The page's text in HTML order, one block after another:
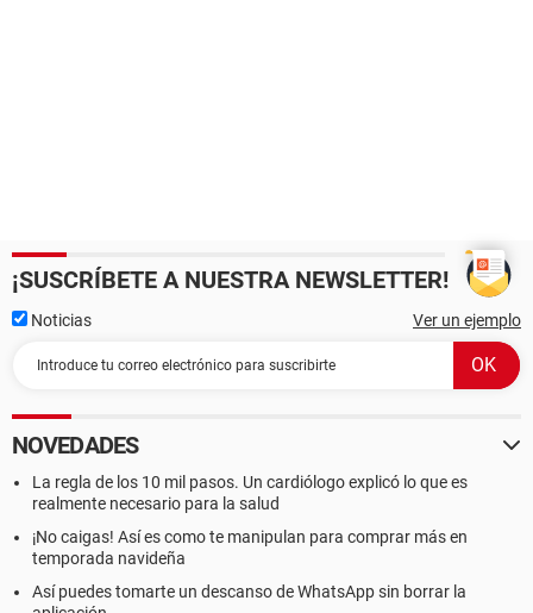
¡SUSCRÍBETE A NUESTRA NEWSLETTER!
Noticias Ver un ejemplo
NOVEDADES
La regla de los 10 mil pasos. Un cardiólogo explicó lo que es
realmente necesario para la salud
¡No caigas! Así es como te manipulan para comprar más en
temporada navideña
Así puedes tomarte un descanso de WhatsApp sin borrar la